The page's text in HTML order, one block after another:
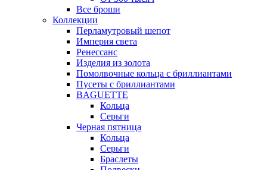
Все броши
Коллекции
Перламутровый шепот
Империя света
Ренессанс
Изделия из золота
Помолвочные кольца с бриллиантами
Пусеты с бриллиантами
BAGUETTE
Кольца
Серьги
Черная пятница
Кольца
Серьги
Браслеты